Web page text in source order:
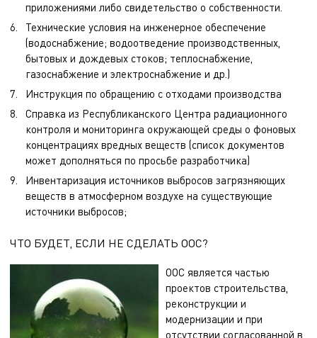
приложениями либо свидетельство о собственности.
Технические условия на инженерное обеспечение
(водоснабжение; водоотведение производственных,
бытовых и дождевых стоков; теплоснабжение,
газоснабжение и электроснабжение и др.)
Инструкция по обращению с отходами производства
Справка из Республиканского Центра радиационного
контроля и мониторинга окружающей среды о фоновых
концентрациях вредных веществ (список документов
может дополняться по просьбе разработчика)
Инвентаризация источников выбросов загрязняющих
веществ в атмосферном воздухе на существующие
источники выбросов;
ЧТО БУДЕТ, ЕСЛИ НЕ СДЕЛАТЬ ООС?
ООС является частью
проектов строительства,
реконструкции и
модернизации и при
отсутствии согласованной в